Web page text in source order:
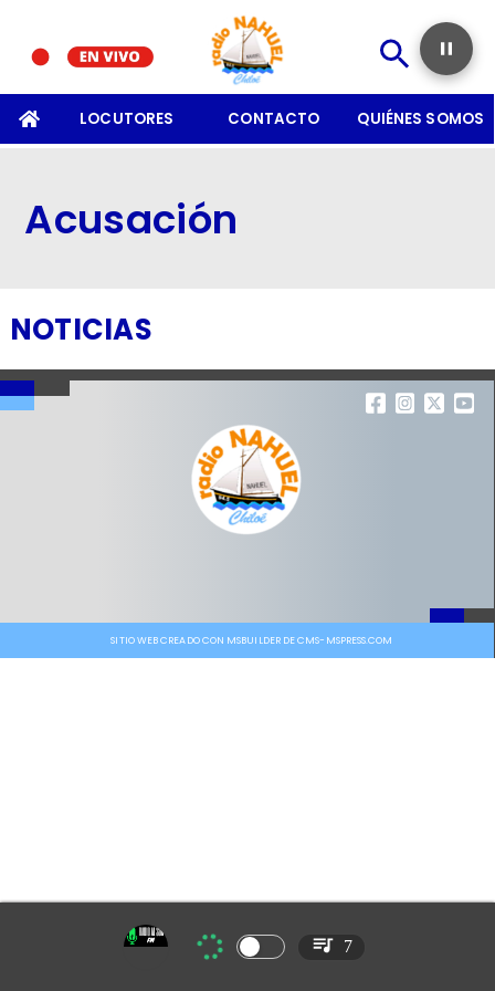
LOCUTORES CONTACTO QUIÉNES SOMOS
Acusación
NOTICIAS
SITIO WEB CREADO CON MSBUILDER DE CMS-MSPRESS.COM
7